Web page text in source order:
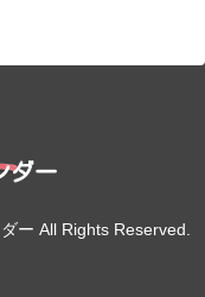
ー All Rights Reserved.